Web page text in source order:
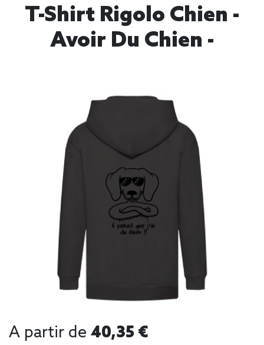
T-Shirt Rigolo Chien -
Avoir Du Chien -
A partir de 40,35 €